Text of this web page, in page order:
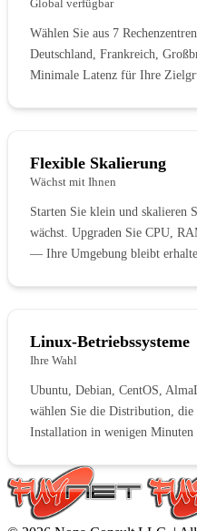
Global verfügbar
Wählen Sie aus 7
Deutschland, Frankreich,
Minimale Latenz für Ihre
Flexible Skalierung
Wächst mit Ihnen
Starten Sie klein und skalieren
wächst. Upgraden Sie CPU,
— Ihre Umgebung bleibt
Linux-Betriebssysteme
Ihre Wahl
Ubuntu, Debian, CentOS,
wählen Sie die Distribution, die
Installation in wenigen Minuten